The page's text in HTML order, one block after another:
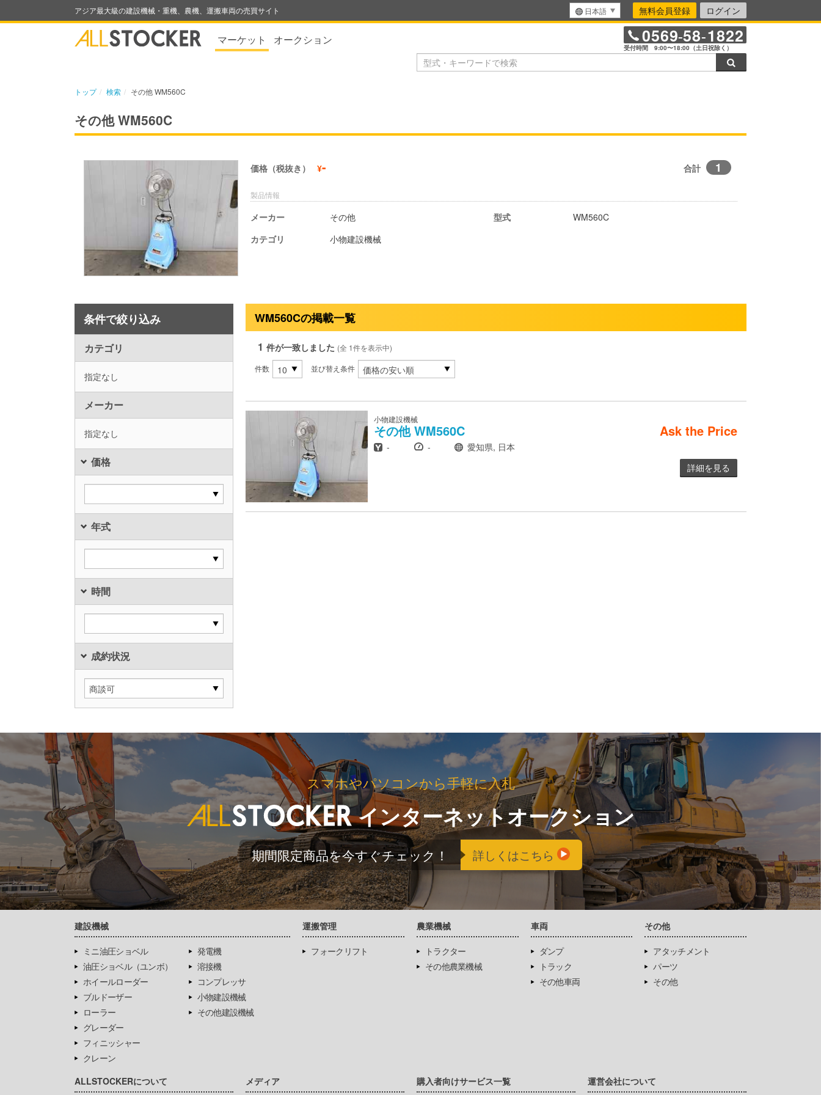
アジア最大級の建設機械・重機、農機、運搬車両の売買サイト 日本語 無料会員登録 ログイン
マーケット オークション 0569-58-1822
受付時間 9:00〜18:00（土日祝除く）
トップ 検索 その他 WM560C
その他 WM560C
価格（税抜き） ¥- 合計 1
製品情報
メーカー
その他
カテゴリ
小物建設機械
型式 WM560C
条件で絞り込み
カテゴリ
指定なし
メーカー
指定なし
価格
年式
時間
成約状況
WM560Cの掲載一覧
1 件が一致しました (全 1件を表示中)
件数
並び替え条件
小物建設機械
その他WM560C Ask the Price
年式
- 時間
- 場所
愛知県, 日本
詳細を見る
スマホやパソコンから手軽に入札
インターネットオークション
期間限定商品を今すぐチェック！ 詳しくはこちら
建設機械
ミニ油圧ショベル
油圧ショベル（ユンボ）
ホイールローダー
ブルドーザー
ローラー
グレーダー
フィニッシャー
クレーン
発電機
溶接機
コンプレッサ
小物建設機械
その他建設機械
運搬管理
フォークリフト
農業機械
トラクター
その他農業機械
車両
ダンプ
トラック
その他車両
その他
アタッチメント
パーツ
その他
ALLSTOCKERについて メディア 購入者向けサービス一覧 運営会社について